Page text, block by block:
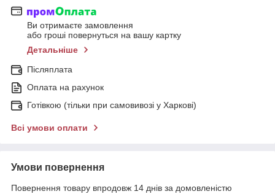
Ви отримаєте замовлення
або гроші повернуться на вашу картку
Детальніше
Післяплата
Оплата на рахунок
Готівкою (тільки при самовивозі у Харкові)
Всі умови оплати
Умови повернення
Повернення товару впродовж 14 днів за домовленістю